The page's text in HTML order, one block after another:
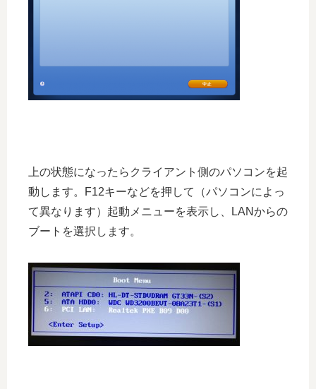
上の状態になったらクライアント側のパソコンを起
動します。F12キーなどを押して（パソコンによっ
て異なります）起動メニューを表示し、LANからの
ブートを選択します。